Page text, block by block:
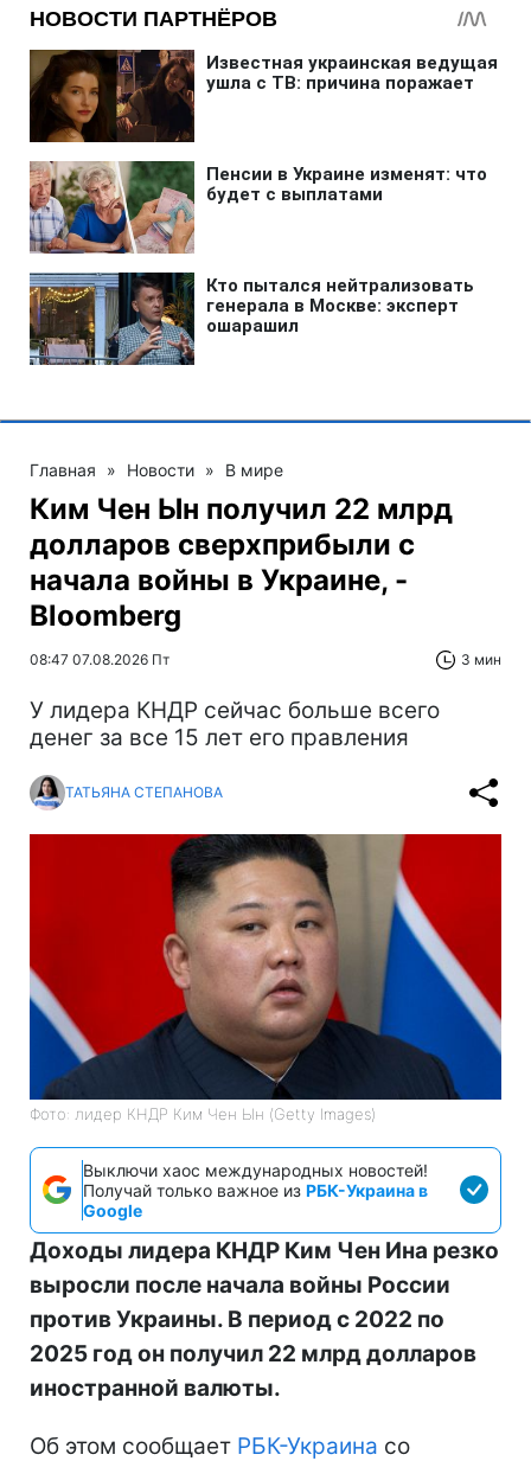
Главная » Новости » В мире
Ким Чен Ын получил 22 млрд
долларов сверхприбыли с
начала войны в Украине, -
Bloomberg
08:47 07.08.2026 Пт 3 мин
У лидера КНДР сейчас больше всего
денег за все 15 лет его правления
ТАТЬЯНА СТЕПАНОВА
Фото: лидер КНДР Ким Чен Ын (Getty Images)
Выключи хаос международных новостей!
Получай только важное из РБК-Украина в
Google
Доходы лидера КНДР Ким Чен Ина резко
выросли после начала войны России
против Украины. В период с 2022 по
2025 год он получил 22 млрд долларов
иностранной валюты.
Об этом сообщает РБК-Украина со